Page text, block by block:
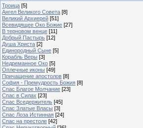
Троица [5]
Ангел Великого Совета [8]
Великий Архиерей [51]
Всевидящее Око Божие [27]
В терновом венце [11]
Добрый Пастырь [12]
Душа Христа [2]
Единородный Сыне [5]
Корабль Веры [3]
Недреманное Око [5]
Оплечные иконы [49]
Причащение апостолов [8]
София - Премудрость Божия [8]
Спас Благое Молчание [23]
Спас в Силах [23]
Спас Вседержитель [45]
Спас Златые Власы [3]
Спас Лоза Истинная [24]
Спас на престоле [42]